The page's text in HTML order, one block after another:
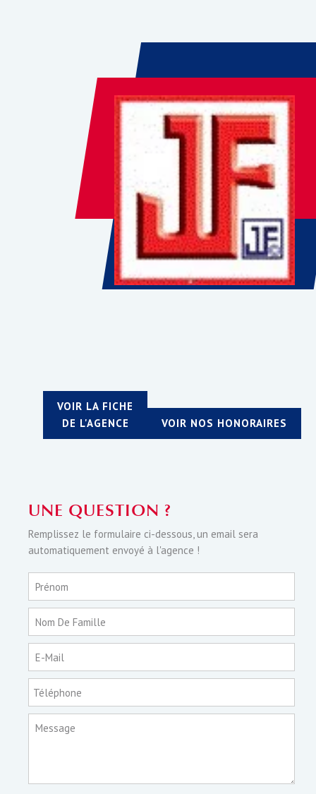
VOIR LA FICHE
DE L'AGENCE
VOIR NOS HONORAIRES
UNE QUESTION ?
Remplissez le formulaire ci-dessous, un email sera
automatiquement envoyé à l'agence !
Prénom
Nom De Famille
E-Mail
Téléphone
Message